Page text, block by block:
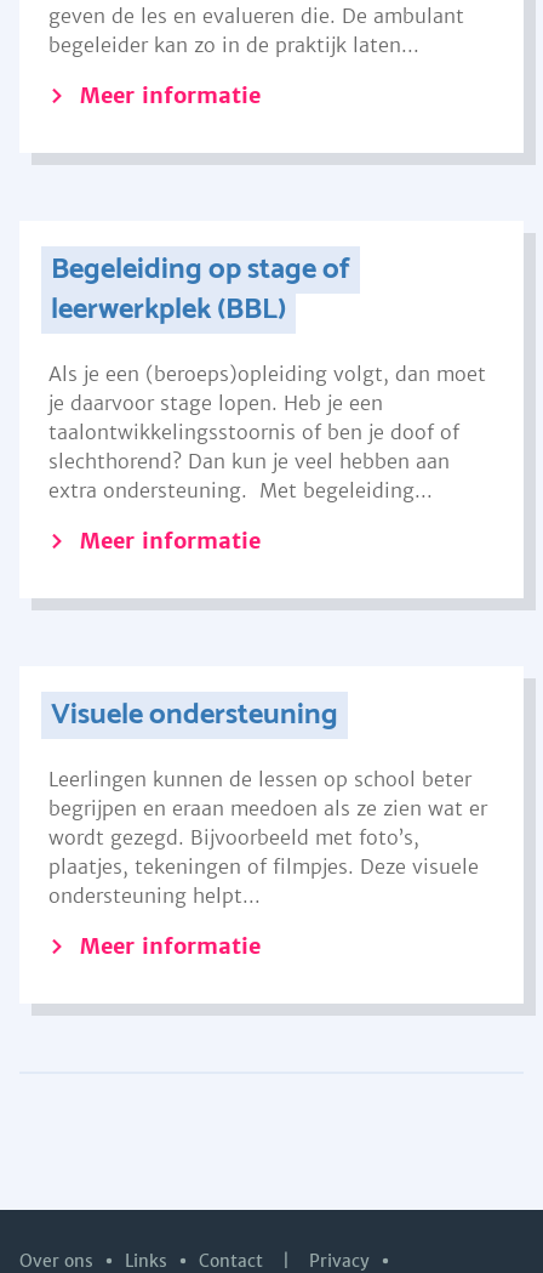
geven de les en evalueren die. De ambulant
begeleider kan zo in de praktijk laten...
Meer informatie
Begeleiding op stage of
leerwerkplek (BBL)
Als je een (beroeps)opleiding volgt, dan moet
je daarvoor stage lopen. Heb je een
taalontwikkelingsstoornis of ben je doof of
slechthorend? Dan kun je veel hebben aan
extra ondersteuning. Met begeleiding...
Meer informatie
Visuele ondersteuning
Leerlingen kunnen de lessen op school beter
begrijpen en eraan meedoen als ze zien wat er
wordt gezegd. Bijvoorbeeld met foto’s,
plaatjes, tekeningen of filmpjes. Deze visuele
ondersteuning helpt...
Meer informatie
Over ons Links Contact Privacy